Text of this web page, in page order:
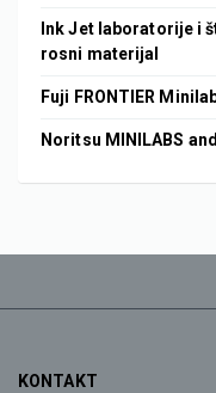
Ink Jet laboratorije i
rosni materijal
Fuji FRONTIER
Noritsu MINILABS
KONTAKT